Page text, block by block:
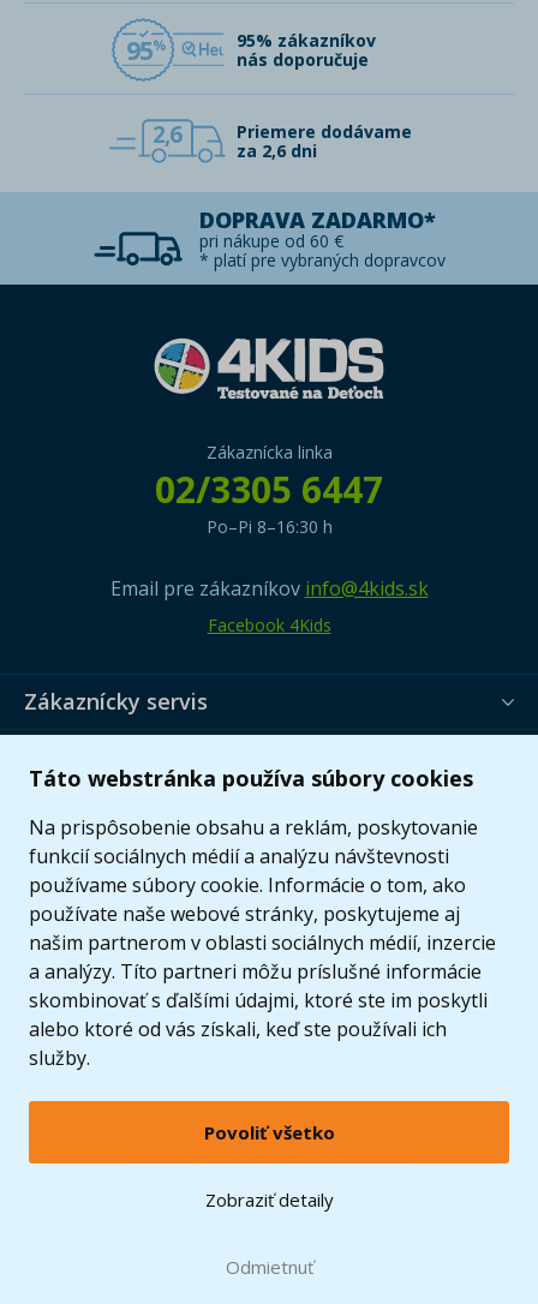
Táto webstránka používa súbory cookies
Na prispôsobenie obsahu a reklám, poskytovanie
funkcií sociálnych médií a analýzu návštevnosti
používame súbory cookie. Informácie o tom, ako
používate naše webové stránky, poskytujeme aj
našim partnerom v oblasti sociálnych médií, inzercie
a analýzy. Títo partneri môžu príslušné informácie
skombinovať s ďalšími údajmi, ktoré ste im poskytli
alebo ktoré od vás získali, keď ste používali ich
služby.
Povoliť všetko
Zobraziť detaily
Odmietnuť
95
95% zákazníkov
nás doporučuje
2,6
Priemere dodávame
za 2,6 dni
DOPRAVA ZADARMO*
pri nákupe od 60 €
* platí pre vybraných dopravcov
Zákaznícka linka
02/3305 6447
Po–Pi 8–16:30 h
Email pre zákazníkov info@4kids.sk
Facebook 4Kids
Zákaznícky servis
© 2005 - 2026 Copyright 4kids.sk
LEGO, logo LEGO a minifigúrka sú ochrannými známkami spoločnosti LEGO Group. ©
2024 The LEGO Group.
Zobraziť verziu pre desktop
Doprava zadarmopri nákupe od